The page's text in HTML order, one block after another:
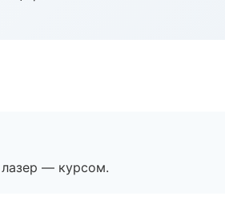
— курсом.